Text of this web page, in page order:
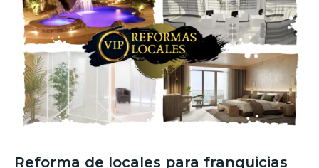
Reforma de locales para franquicias